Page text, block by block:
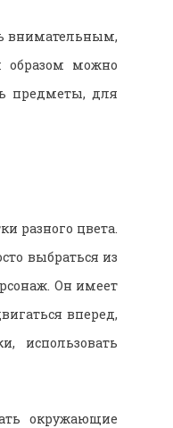
внимательным,
образом можно
предметы, для
разного цвета.
выбраться из
Он имеет
вперед,
использовать
окружающие